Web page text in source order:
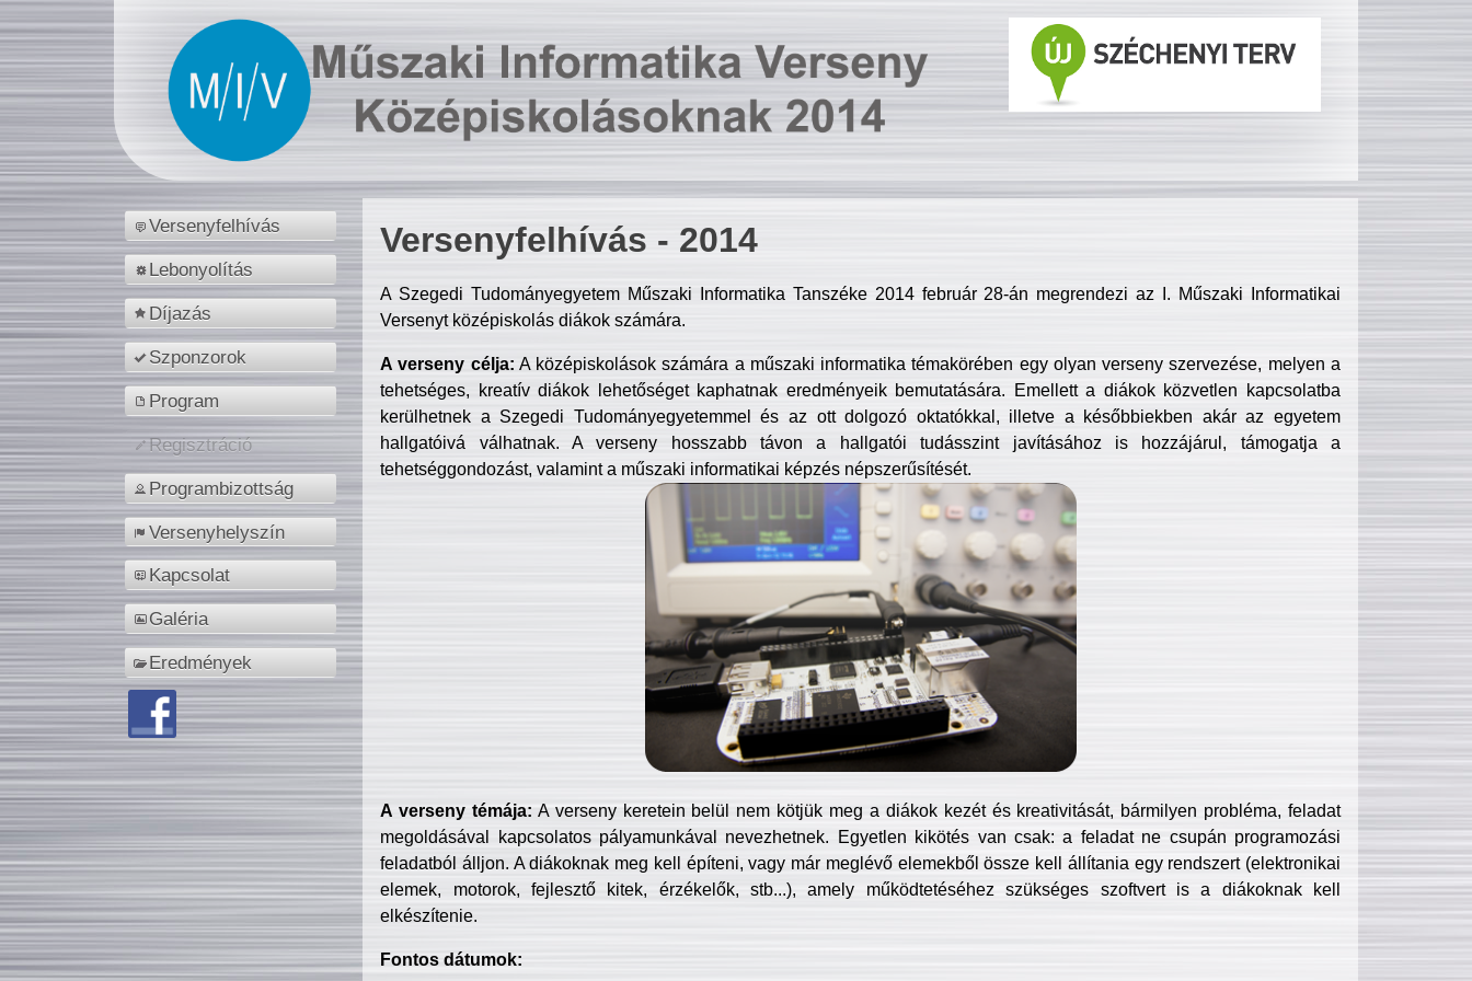
Versenyfelhívás
Lebonyolítás
Díjazás
Szponzorok
Program
Regisztráció
Programbizottság
Versenyhelyszín
Kapcsolat
Galéria
Eredmények
Versenyfelhívás - 2014
A Szegedi Tudományegyetem Műszaki Informatika Tanszéke 2014 február 28-án megrendezi az I. Műszaki Informatikai
Versenyt középiskolás diákok számára.
A verseny célja: A középiskolások számára a műszaki informatika témakörében egy olyan verseny szervezése, melyen a
tehetséges, kreatív diákok lehetőséget kaphatnak eredményeik bemutatására. Emellett a diákok közvetlen kapcsolatba
kerülhetnek a Szegedi Tudományegyetemmel és az ott dolgozó oktatókkal, illetve a későbbiekben akár az egyetem
hallgatóivá válhatnak. A verseny hosszabb távon a hallgatói tudásszint javításához is hozzájárul, támogatja a
tehetséggondozást, valamint a műszaki informatikai képzés népszerűsítését.
A verseny témája: A verseny keretein belül nem kötjük meg a diákok kezét és kreativitását, bármilyen probléma, feladat
megoldásával kapcsolatos pályamunkával nevezhetnek. Egyetlen kikötés van csak: a feladat ne csupán programozási
feladatból álljon. A diákoknak meg kell építeni, vagy már meglévő elemekből össze kell állítania egy rendszert (elektronikai
elemek, motorok, fejlesztő kitek, érzékelők, stb...), amely működtetéséhez szükséges szoftvert is a diákoknak kell
elkészítenie.
Fontos dátumok: